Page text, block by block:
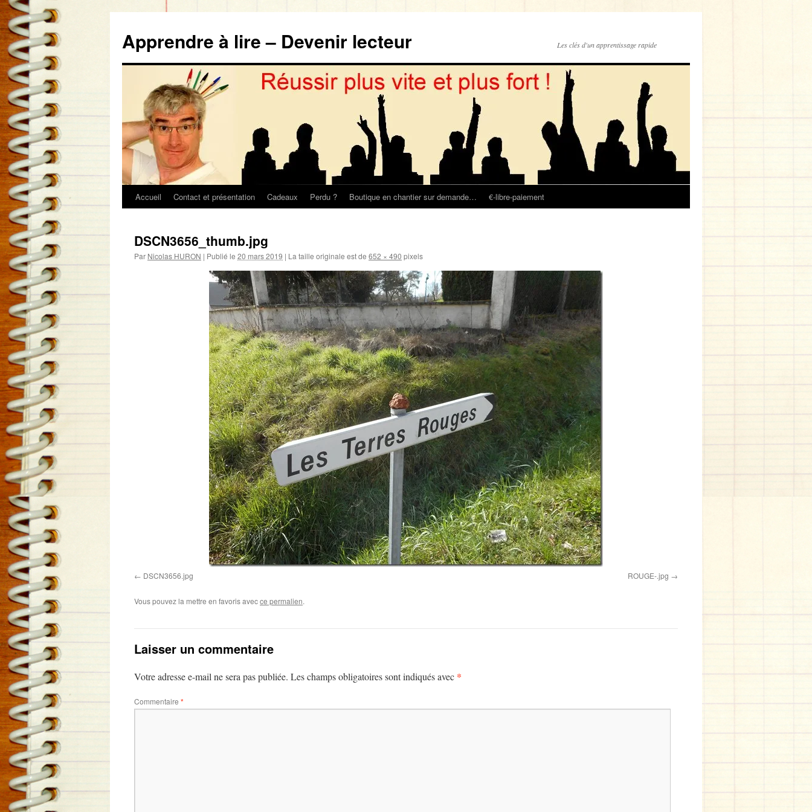
contenu
Apprendre à lire – Devenir lecteur Les clés d'un apprentissage rapide
Accueil Contact et présentation Cadeaux Perdu ? Boutique en chantier sur demande… €-libre-paiement
DSCN3656_thumb.jpg
Par Nicolas HURON | Publié le 20 mars 2019 | La taille originale est de 652 × 490 pixels
DSCN3656.jpg ROUGE-.jpg
Vous pouvez la mettre en favoris avecce permalien.
Laisser un commentaire
Votre adresse e-mail ne sera pas publiée. Les champs obligatoires sont indiqués avec *
Commentaire *